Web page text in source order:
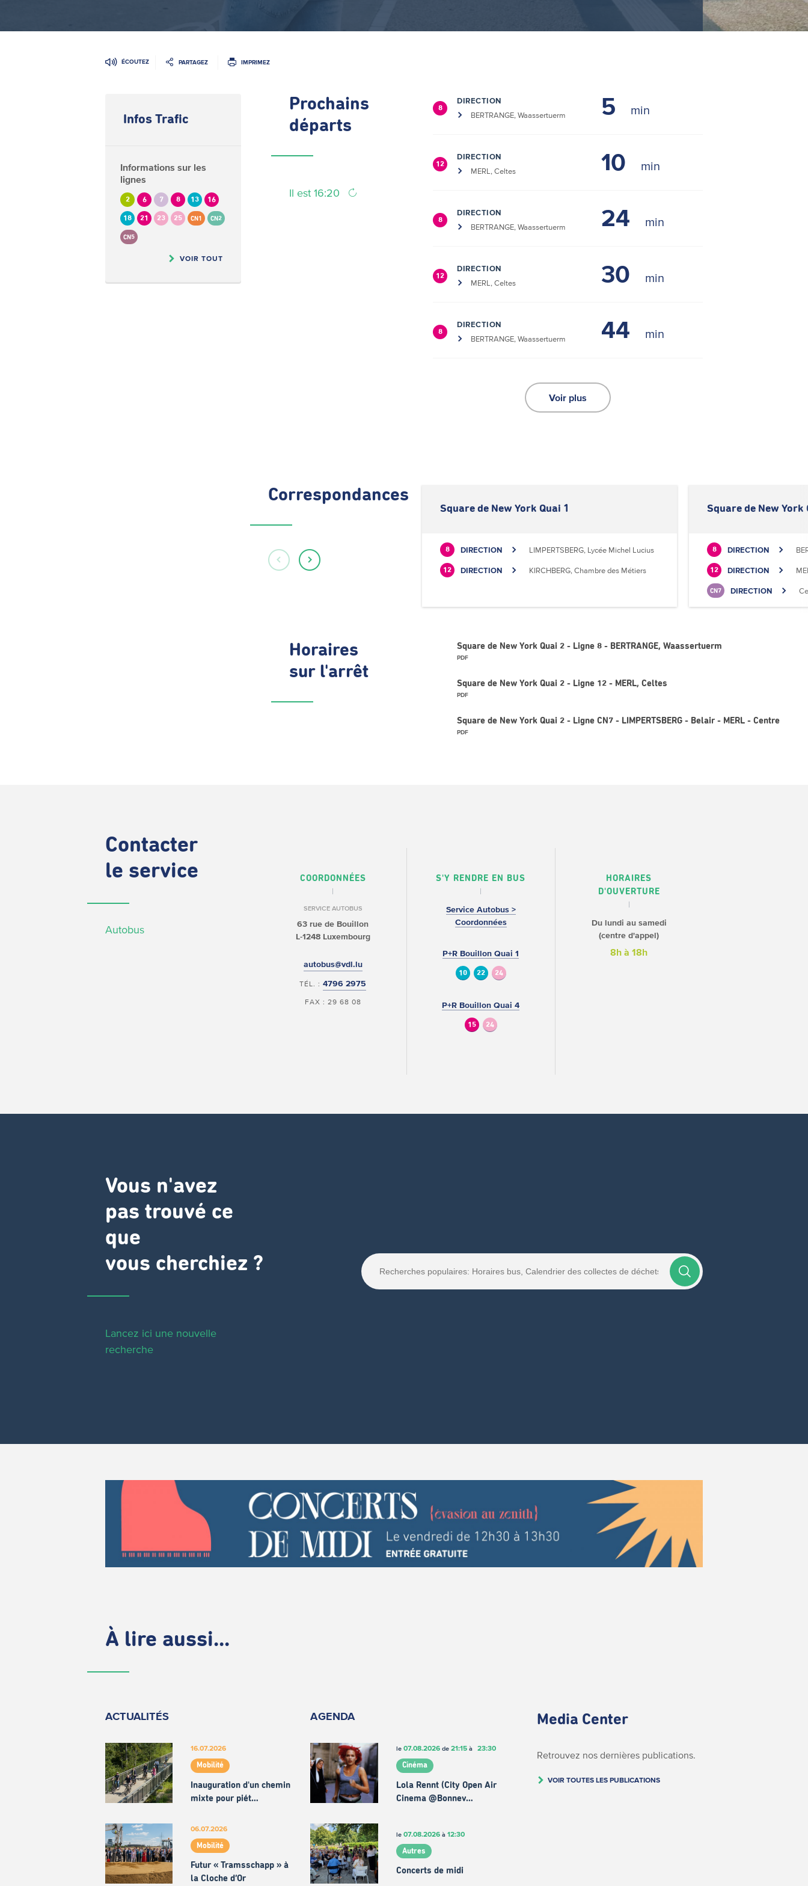
ÉCOUTEZ PARTAGEZ IMPRIMEZ
Infos Trafic
Informations sur les
lignes
2 6 7 8 13 16
18 21 23 25 CN1 CN2
CN5
VOIR TOUT
Prochains
départs
Il est 16:20
8
DIRECTION
BERTRANGE, Waassertuerm
5
12
DIRECTION
MERL, Celtes
10
8
DIRECTION
BERTRANGE, Waassertuerm
24
12
DIRECTION
MERL, Celtes
30
8
DIRECTION
BERTRANGE, Waassertuerm
44
Voir plus
Correspondances
Square de New York Quai 1
8 DIRECTION LIMPERTSBERG, Lycée Michel Lucius
12 DIRECTION KIRCHBERG, Chambre des Métiers
Square de New York
8 DIRECTION
12 DIRECTION
CN7 DIRECTION
Horaires
sur l'arrêt
Square de New York Quai 2 - Ligne 8 - BERTRANGE, Waassertuerm
PDF
Square de New York Quai 2 - Ligne 12 - MERL, Celtes
PDF
Square de New York Quai 2 - Ligne CN7 - LIMPERTSBERG - Belair - MERL - Centre
PDF
Contacter
le service
Autobus
COORDONNÉES
SERVICE AUTOBUS
63 rue de Bouillon
L-1248 Luxembourg
autobus@vdl.lu
TÉL. :4796 2975
FAX : 29 68 08
S'Y RENDRE EN BUS
Service Autobus >
Coordonnées
P+R Bouillon Quai 1
10 22 24
P+R Bouillon Quai 4
15 24
HORAIRES
D'OUVERTURE
Du lundi au samedi
(centre d'appel)
8h à 18h
Vous n'avez
pas trouvé ce
que
vous cherchiez ?
Lancez ici une nouvelle
recherche
À lire aussi...
ACTUALITÉS
16.07.2026
Mobilité
Inauguration d'un chemin
mixte pour piét…
06.07.2026
Mobilité
Futur « Tramsschapp » à
la Cloche d’Or
AGENDA
le 07.08.2026de 21:15à 23:30
Cinéma
Lola Rennt (City Open Air
Cinema @Bonnev…
le 07.08.2026à 12:30
Autres
Concerts de midi
Media Center
Retrouvez nos dernières publications.
VOIR TOUTES LES PUBLICATIONS